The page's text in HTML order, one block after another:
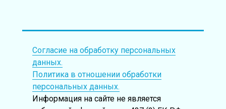
Согласие на обработку персональных
данных.
Политика в отношении обработки
персональных данных.
Информация на сайте не является